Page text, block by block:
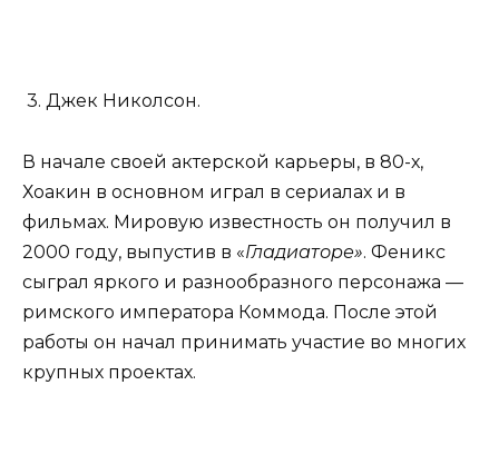
3. Джек Николсон.
В начале своей актерской карьеры, в 80-х,
Хоакин в основном играл в сериалах и в
фильмах. Мировую известность он получил в
2000 году, выпустив в «Гладиаторе». Феникс
сыграл яркого и разнообразного персонажа —
римского императора Коммода. После этой
работы он начал принимать участие во многих
крупных проектах.